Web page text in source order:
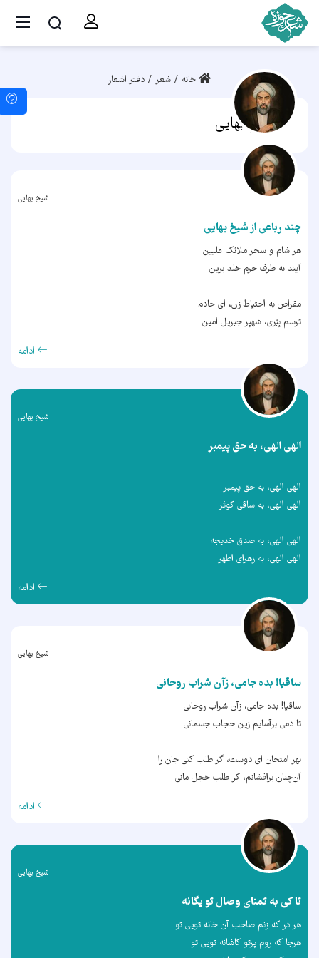
خانه شعر دفتر اشعار
شیخ بهایی
شیخ بهایی
چند رباعی از شیخ بهایی
هر شام و سحر ملائک علیین
آیند به طرف حرم خلد برین
مقراض به احتیاط زن، ای خادم
ترسم بِبُری، شهپر جبریل امین
ادامه
شیخ بهایی
الهی الهی، به حق پیمبر
الهی الهی، به حق پیمبر
الهی الهی، به ساقی کوثر
الهی الهی، به صدق خدیجه
الهی الهی، به زهرای اطهر
ادامه
شیخ بهایی
ساقیا! بده جامی، زآن شراب روحانی
ساقیا! بده جامی، زآن شراب روحانی
تا دمی برآسایم زین حجاب جسمانی
بهر امتحان ای دوست، گر طلب کنی جان را
آن‌چنان برافشانم، کز طلب خجل مانی
ادامه
شیخ بهایی
تا کی به تمنای وصال تو یگانه
هر در که زنم صاحب آن خانه تویی تو
هرجا که روم پرتو کاشانه تویی تو